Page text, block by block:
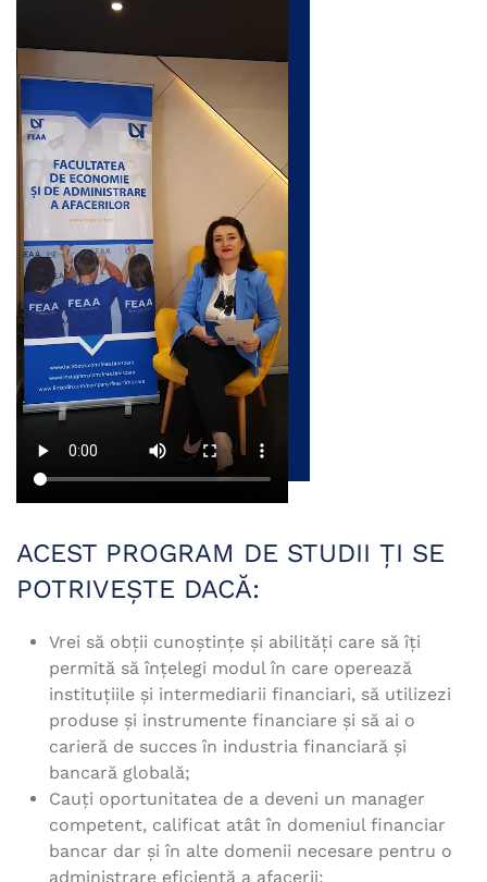
ACEST PROGRAM DE STUDII ŢI SE
POTRIVEȘTE DACĂ:
Vrei să obţii cunoştinţe şi abilităţi care să îţi
permită să înţelegi modul în care operează
instituţiile şi intermediarii financiari, să utilizezi
produse şi instrumente financiare şi să ai o
carieră de succes în industria financiară şi
bancară globală;
Cauţi oportunitatea de a deveni un manager
competent, calificat atât în domeniul financiar
bancar dar şi în alte domenii necesare pentru o
administrare eficientă a afacerii;